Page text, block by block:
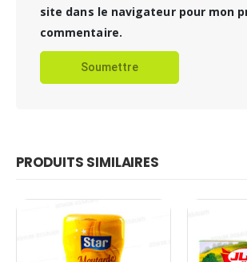
site dans le navigateur pour mon
commentaire.
PRODUITS SIMILAIRES